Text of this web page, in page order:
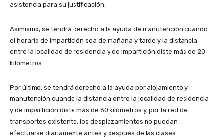
asistencia para su justificación.
Asimismo, se tendrá derecho a la ayuda de manutención cuando
el horario de impartición sea de mañana y tarde y la distancia
entre la localidad de residencia y de impartición diste más de 20
kilómetros.
Por último, se tendrá derecho a la ayuda por alojamiento y
manutención cuando la distancia entre la localidad de residencia
y de impartición diste más de 60 kilómetros y, por la red de
transportes existente, los desplazamientos no puedan
efectuarse diariamente antes y después de las clases.